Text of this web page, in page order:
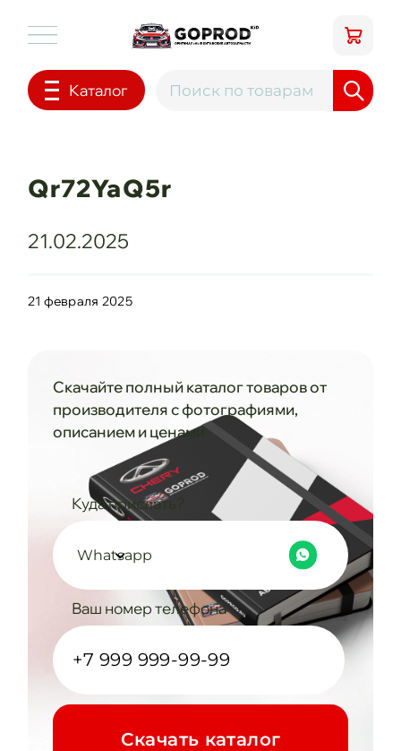
Каталог
Qr72YaQ5r
21.02.2025
21 февраля 2025
Скачайте полный каталог товаров от
производителя с фотографиями,
описанием и ценами
Куда прислать?
Whatsapp
Ваш номер телефона
Cкачать каталог